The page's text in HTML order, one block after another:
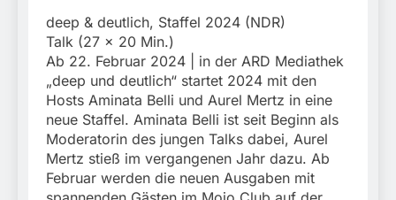
deep & deutlich, Staffel 2024 (NDR)
Talk (27 x 20 Min.)
Ab 22. Februar 2024 | in der ARD Mediathek
„deep und deutlich“ startet 2024 mit den
Hosts Aminata Belli und Aurel Mertz in eine
neue Staffel. Aminata Belli ist seit Beginn als
Moderatorin des jungen Talks dabei, Aurel
Mertz stieß im vergangenen Jahr dazu. Ab
Februar werden die neuen Ausgaben mit